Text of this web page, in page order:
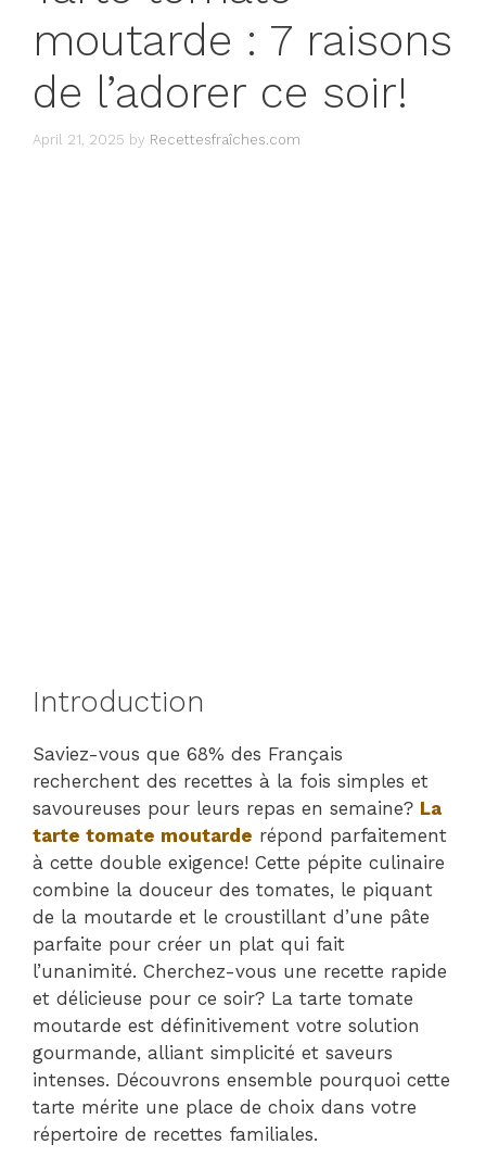
moutarde : 7 raisons
de l’adorer ce soir!
April 21, 2025 by Recettesfraîches.com
Introduction
Saviez-vous que 68% des Français
recherchent des recettes à la fois simples et
savoureuses pour leurs repas en semaine? La
tarte tomate moutarde répond parfaitement
à cette double exigence! Cette pépite culinaire
combine la douceur des tomates, le piquant
de la moutarde et le croustillant d’une pâte
parfaite pour créer un plat qui fait
l’unanimité. Cherchez-vous une recette rapide
et délicieuse pour ce soir? La tarte tomate
moutarde est définitivement votre solution
gourmande, alliant simplicité et saveurs
intenses. Découvrons ensemble pourquoi cette
tarte mérite une place de choix dans votre
répertoire de recettes familiales.